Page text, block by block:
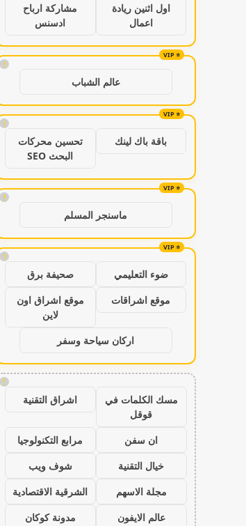
اول اثنين ريادة
اعمال
مشاركة ارباح
ادسنس
!
عالم الشباب
!
باقة باك لينك
تحسين محركات
البحث SEO
!
ماسنجر المسلم
!
ضوء التعليمي
صحيفة برق
موقع اشراقات
موقع اشراق اون
لاين
اركان سياحة وسفر
!
مسك الكلمات في
قوقل
اشراق التقنية
ان سفن
مرابع التكنولوجيا
خيال التقنية
شوف ويب
مجلة الاسهم
الشرقية الاقتصادية
عالم الايفون
مدونة كوكان